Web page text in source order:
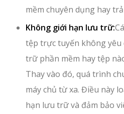
mềm chuyên dụng hay
Không giới hạn lưu trữ:
tệp trực tuyến không
trữ phần mềm hay tệp
Thay vào đó, quá trình
máy chủ từ xa. Điều này
hạn lưu trữ và đảm bảo